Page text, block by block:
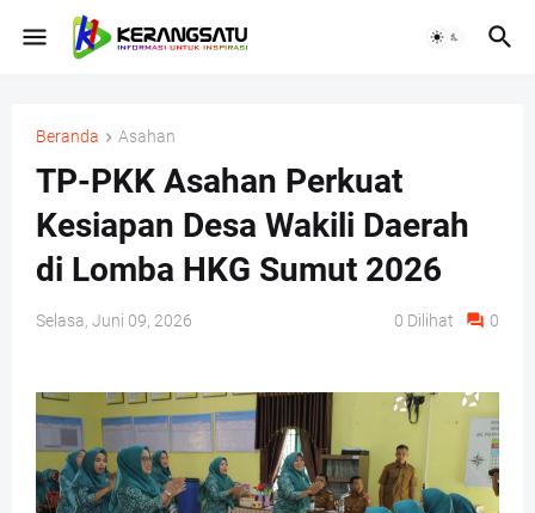
Beranda Asahan
TP-PKK Asahan Perkuat
Kesiapan Desa Wakili Daerah
di Lomba HKG Sumut 2026
Selasa, Juni 09, 2026 0 Dilihat 0